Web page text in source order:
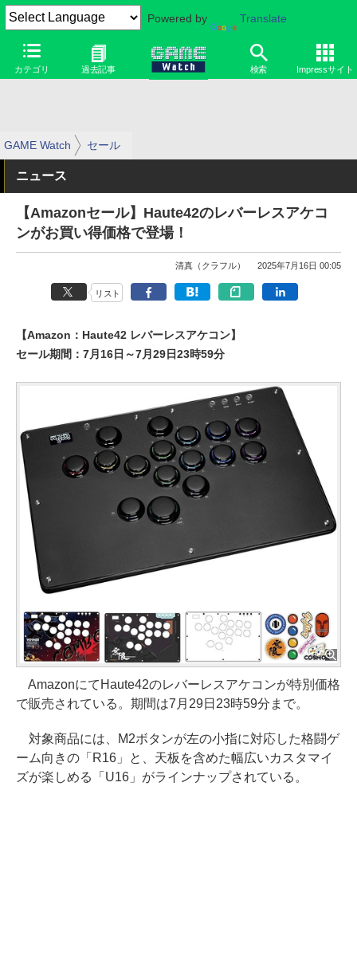
Powered by Translate
カテゴリ 過去記事 検索 Impressサイト
GAME Watch セール
ニュース
【Amazonセール】Haute42のレバーレスアケコ
ンがお買い得価格で登場！
清真（クラフル） 2025年7月16日 00:05
リスト
【Amazon：Haute42 レバーレスアケコン】
セール期間：7月16日～7月29日23時59分
AmazonにてHaute42のレバーレスアケコンが特別価格
で販売されている。期間は7月29日23時59分まで。
対象商品には、M2ボタンが左の小指に対応した格闘ゲ
ーム向きの「R16」と、天板を含めた幅広いカスタマイ
ズが楽しめる「U16」がラインナップされている。